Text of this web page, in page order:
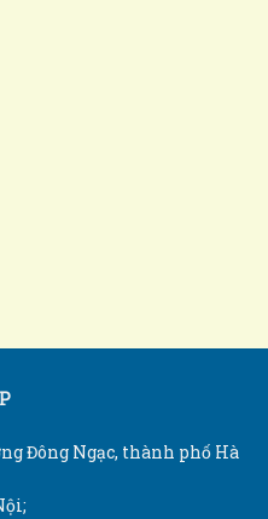
Đông Ngạc, thành phố Hà